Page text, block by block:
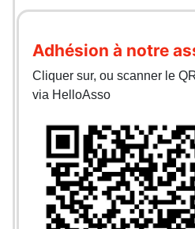
Adhésion à notre
Cliquer sur, ou scanner le
via HelloAsso